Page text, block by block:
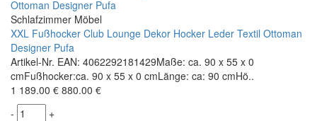
Schlafzimmer Möbel
XXL Fußhocker Club Lounge Dekor Hocker Leder Textil Ottoman
Designer Pufa
Artikel-Nr. EAN: 4062292181429Maße: ca. 90 x 55 x 0
cmFußhocker:ca. 90 x 55 x 0 cmLänge: ca: 90 cmHö..
1 189.00 € 880.00 €
-
+